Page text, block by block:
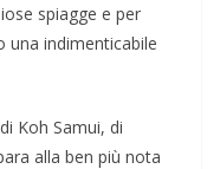
spiagge e per
una indimenticabile
Koh Samui, di
alla ben più nota